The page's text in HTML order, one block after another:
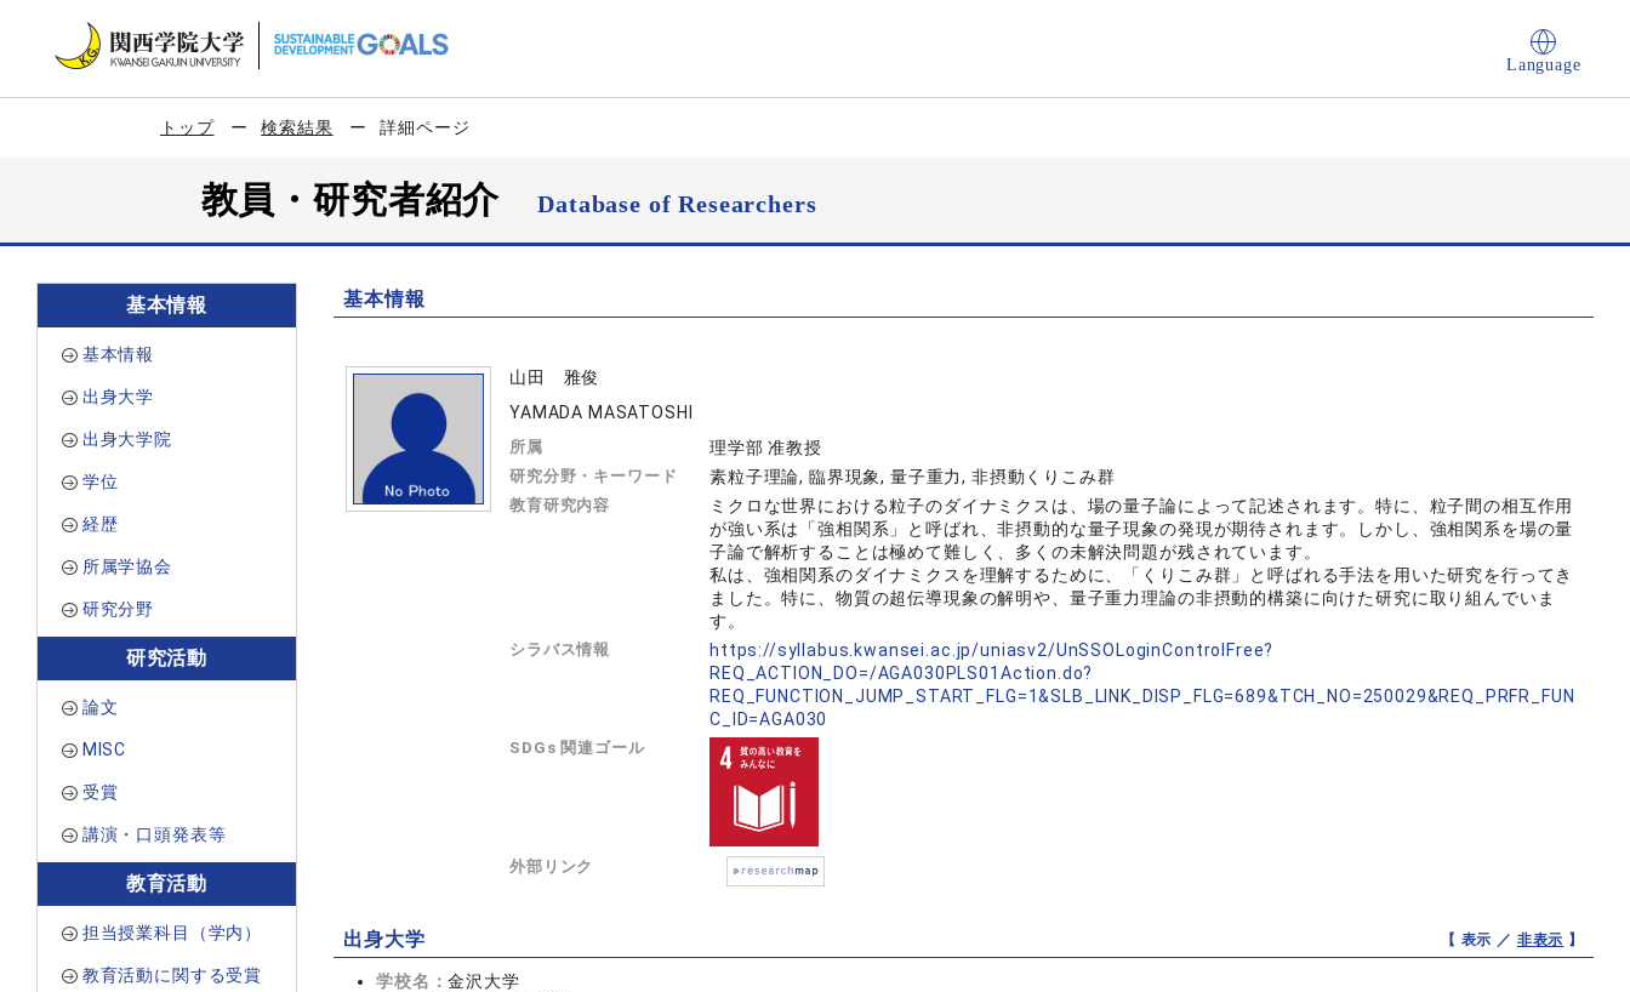
Language
トップ 検索結果 詳細ページ
教員・研究者紹介Database of Researchers
基本情報
基本情報
出身大学
出身大学院
学位
経歴
所属学協会
研究分野
研究活動
論文
MISC
受賞
講演・口頭発表等
教育活動
担当授業科目（学内）
教育活動に関する受賞
基本情報
山田 雅俊
YAMADA MASATOSHI
所属 理学部 准教授
研究分野・キーワード 素粒子理論, 臨界現象, 量子重力, 非摂動くりこみ群
教育研究内容
ミクロな世界における粒子のダイナミクスは、場の量子論によって記述されます。特に、粒子間の相互作用
が強い系は「強相関系」と呼ばれ、非摂動的な量子現象の発現が期待されます。しかし、強相関系を場の量
子論で解析することは極めて難しく、多くの未解決問題が残されています。
私は、強相関系のダイナミクスを理解するために、「くりこみ群」と呼ばれる手法を用いた研究を行ってき
ました。特に、物質の超伝導現象の解明や、量子重力理論の非摂動的構築に向けた研究に取り組んでいま
す。
シラバス情報
https://syllabus.kwansei.ac.jp/uniasv2/UnSSOLoginControlFree?
REQ_ACTION_DO=/AGA030PLS01Action.do?
REQ_FUNCTION_JUMP_START_FLG=1&SLB_LINK_DISP_FLG=689&TCH_NO=250029&REQ_PRFR_FUN
C_ID=AGA030
SDGs 関連ゴール
外部リンク
出身大学 【 表示 ／ 非表示 】
学校名：金沢大学